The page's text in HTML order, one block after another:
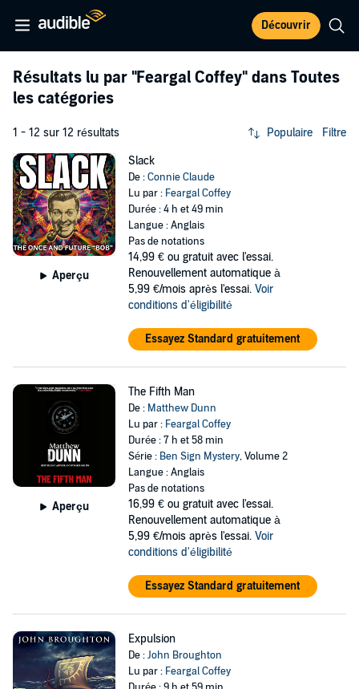
Découvrir
Résultats lu par "Feargal Coffey" dans Toutes
les catégories
1 - 12 sur 12 résultats Populaire Filtre
Aperçu
Slack
De :Connie Claude
Lu par : Feargal Coffey
Durée : 4 h et 49 min
Langue : Anglais
Pas de notations
14,99 € ou gratuit avec l'essai.
Renouvellement automatique à
5,99 €/mois après l'essai. Voir
conditions d'éligibilité
Essayez Standard gratuitement
Aperçu
The Fifth Man
De : Matthew Dunn
Lu par : Feargal Coffey
Durée : 7 h et 58 min
Série : Ben Sign Mystery, Volume 2
Langue : Anglais
Pas de notations
16,99 € ou gratuit avec l'essai.
Renouvellement automatique à
5,99 €/mois après l'essai. Voir
conditions d'éligibilité
Essayez Standard gratuitement
Expulsion
De :John Broughton
Lu par : Feargal Coffey